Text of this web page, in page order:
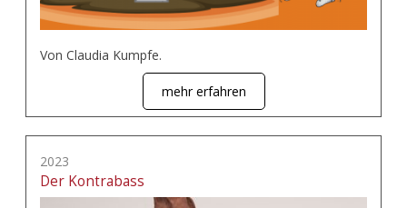
Von Claudia Kumpfe.
mehr erfahren
2023
Der Kontrabass